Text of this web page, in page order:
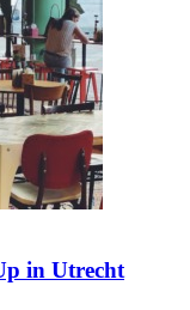
in Utrecht